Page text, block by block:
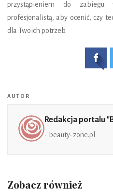
przystąpieniem do
profesjonalistą, aby ocenić, czy
dla Twoich potrzeb.
AUTOR
Redakcja portalu
- beauty-zone.pl
Zobacz również